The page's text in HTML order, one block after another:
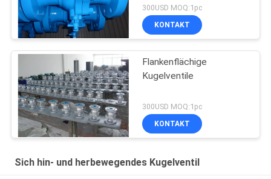
300USD MOQ:1pc
KONTAKT
Flankenflächige
Kugelventile
300USD MOQ:1pc
KONTAKT
Sich hin- und herbewegendes Kugelventil